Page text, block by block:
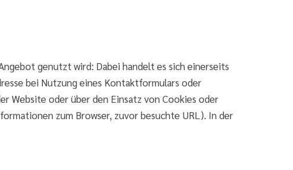
genutzt wird: Dabei handelt es sich einerseits
bei Nutzung eines Kontaktformulars oder
Website oder über den Einsatz von Cookies oder
zum Browser, zuvor besuchte URL). In der